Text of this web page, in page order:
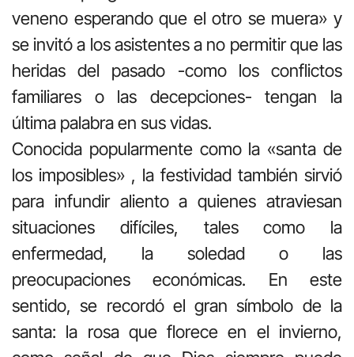
veneno esperando que el otro se muera» y
se invitó a los asistentes a no permitir que las
heridas del pasado -como los conflictos
familiares o las decepciones- tengan la
última palabra en sus vidas.
Conocida popularmente como la «santa de
los imposibles» , la festividad también sirvió
para infundir aliento a quienes atraviesan
situaciones difíciles, tales como la
enfermedad, la soledad o las
preocupaciones económicas. En este
sentido, se recordó el gran símbolo de la
santa: la rosa que florece en el invierno,